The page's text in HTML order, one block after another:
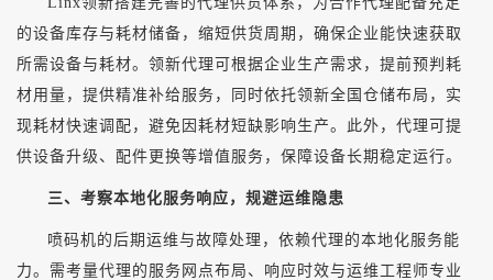
的设备库存与耗材储备，缩短供货周期，确保企业能快速获取
所需设备与耗材。领新代理可根据企业生产需求，提前预判耗
材用量，提供精准补给服务，同时依托领新全国仓储布局，实
现耗材快速调配，避免因耗材短缺影响生产。此外，代理可提
供设备升级、配件更换等增值服务，保障设备长期稳定运行。
三、考察本地化服务响应，规避运维隐患
喷码机的后期运维与故障处理，依赖代理的本地化服务能
力。需考量代理的服务网点布局、响应时效与运维工程师专业